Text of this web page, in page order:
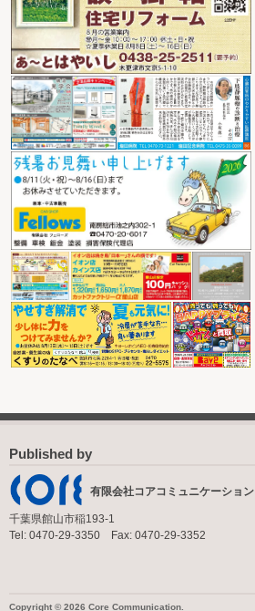
Published by
有限会社コアコミュニケーション
千葉県館山市稲193-1
Tel: 0470-29-3350 Fax: 0470-29-3352
Copyright © 2026 Core Communication.